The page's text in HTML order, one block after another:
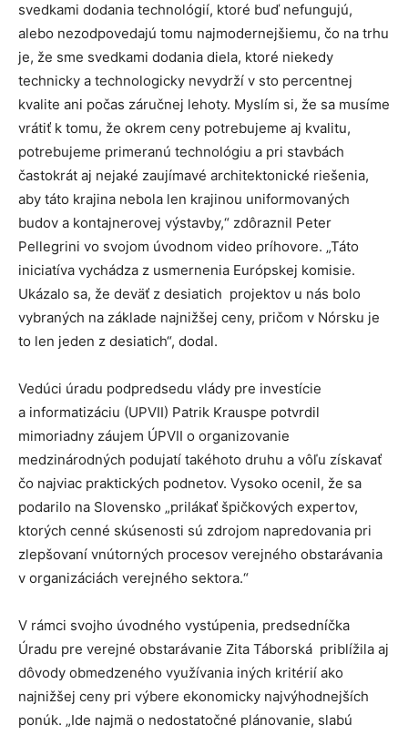
svedkami dodania technológií, ktoré buď nefungujú,
alebo nezodpovedajú tomu najmodernejšiemu, čo na trhu
je, že sme svedkami dodania diela, ktoré niekedy
technicky a technologicky nevydrží v sto percentnej
kvalite ani počas záručnej lehoty. Myslím si, že sa musíme
vrátiť k tomu, že okrem ceny potrebujeme aj kvalitu,
potrebujeme primeranú technológiu a pri stavbách
častokrát aj nejaké zaujímavé architektonické riešenia,
aby táto krajina nebola len krajinou uniformovaných
budov a kontajnerovej výstavby,“ zdôraznil Peter
Pellegrini vo svojom úvodnom video príhovore. „Táto
iniciatíva vychádza z usmernenia Európskej komisie.
Ukázalo sa, že deväť z desiatich projektov u nás bolo
vybraných na základe najnižšej ceny, pričom v Nórsku je
to len jeden z desiatich“, dodal.
Vedúci úradu podpredsedu vlády pre investície
a informatizáciu (UPVII) Patrik Krauspe potvrdil
mimoriadny záujem ÚPVII o organizovanie
medzinárodných podujatí takéhoto druhu a vôľu získavať
čo najviac praktických podnetov. Vysoko ocenil, že sa
podarilo na Slovensko „prilákať špičkových expertov,
ktorých cenné skúsenosti sú zdrojom napredovania pri
zlepšovaní vnútorných procesov verejného obstarávania
v organizáciách verejného sektora.“
V rámci svojho úvodného vystúpenia, predsedníčka
Úradu pre verejné obstarávanie Zita Táborská priblížila aj
dôvody obmedzeného využívania iných kritérií ako
najnižšej ceny pri výbere ekonomicky najvýhodnejších
ponúk. „Ide najmä o nedostatočné plánovanie, slabú